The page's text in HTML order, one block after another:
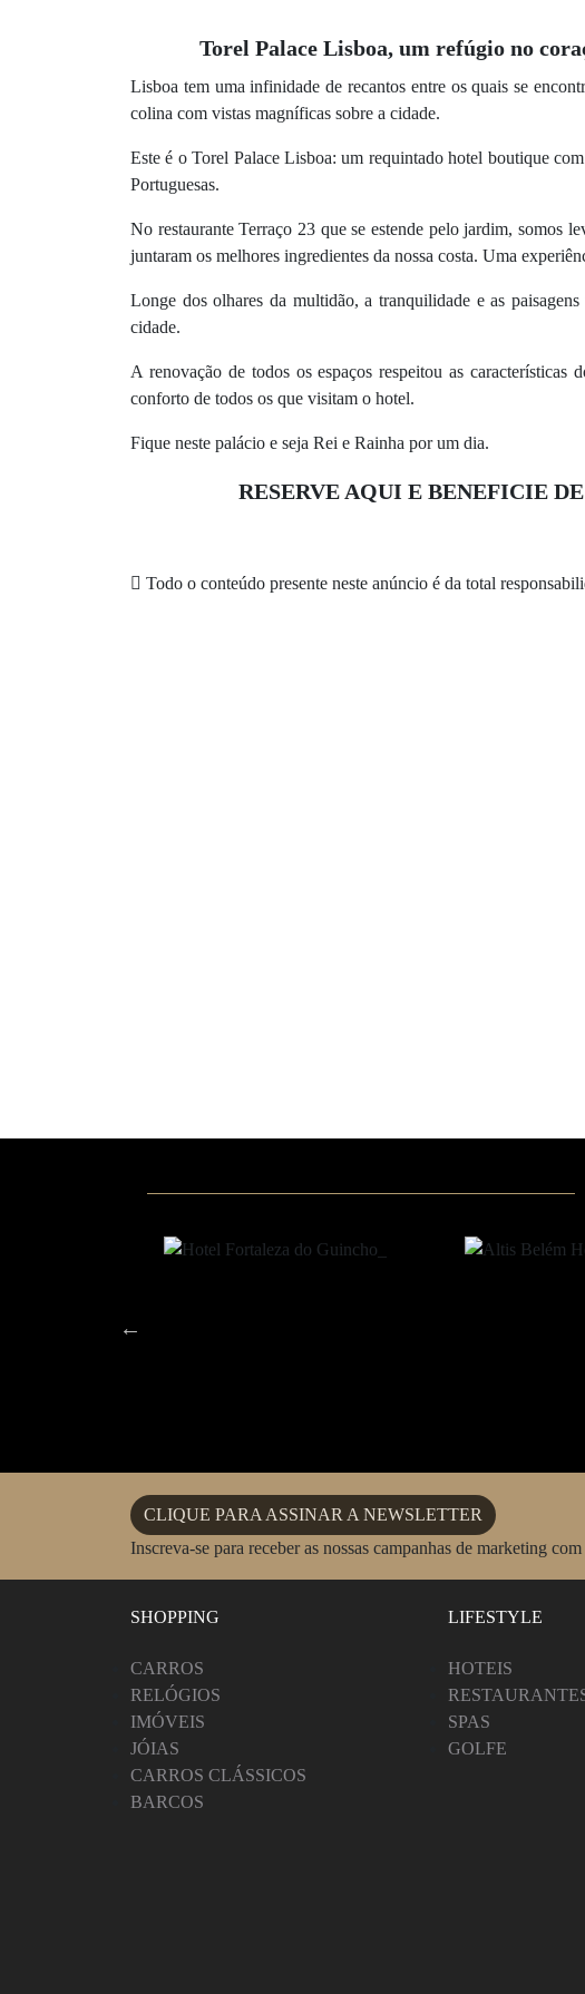
Torel Palace Lisboa, um refúgio no
Lisboa tem uma infinidade de recantos entre os quais se
colina com vistas magníficas sobre a cidade.
Este é o Torel Palace Lisboa: um requintado hotel boutique
Portuguesas.
No restaurante Terraço 23 que se estende pelo jardim, somos
juntaram os melhores ingredientes da nossa costa. Uma
Longe dos olhares da multidão, a tranquilidade e as
cidade.
A renovação de todos os espaços respeitou as
conforto de todos os que visitam o hotel.
Fique neste palácio e seja Rei e Rainha por um dia.
RESERVE AQUI E BENEFICIE
Todo o conteúdo presente neste anúncio é da total
CLIQUE PARA ASSINAR A NEWSLETTER
Inscreva-se para receber as nossas campanhas de marketing
SHOPPING
CARROS
RELÓGIOS
IMÓVEIS
JÓIAS
CARROS CLÁSSICOS
BARCOS
LIFESTYLE
HOTEIS
SPAS
GOLFE